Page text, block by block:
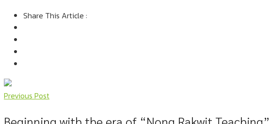
Share This Article :
Previous Post